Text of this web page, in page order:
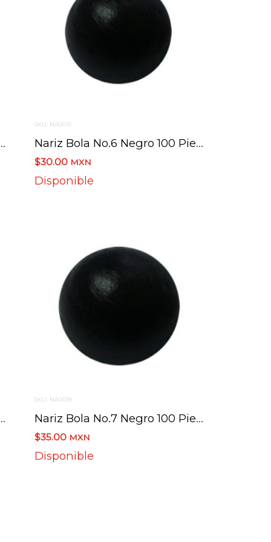
100 Piezas
SKU: NA0015
Nariz Bola No.6 Negro 100 Piezas 1.5 Cm
$30.00 MXN
Disponible
Piezas1.5 Cm
SKU: NA0018
Nariz Bola No.7 Negro 100 Piezas
$35.00 MXN
Disponible